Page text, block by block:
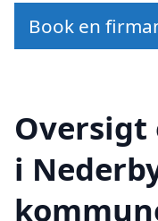
Book en
Oversigt
i